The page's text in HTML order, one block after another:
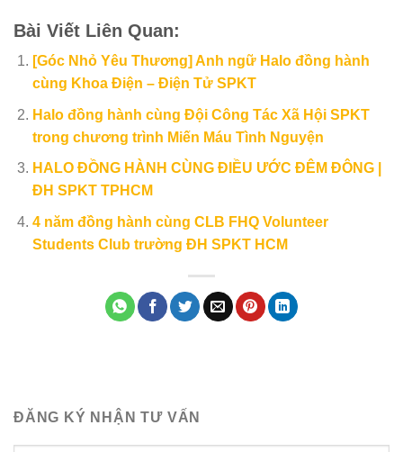
Bài Viết Liên Quan:
[Góc Nhỏ Yêu Thương] Anh ngữ Halo đồng hành
cùng Khoa Điện – Điện Tử SPKT
Halo đồng hành cùng Đội Công Tác Xã Hội SPKT
trong chương trình Miến Máu Tình Nguyện
HALO ĐỒNG HÀNH CÙNG ĐIỀU ƯỚC ĐÊM ĐÔNG |
ĐH SPKT TPHCM
4 năm đồng hành cùng CLB FHQ Volunteer
Students Club trường ĐH SPKT HCM
ĐĂNG KÝ NHẬN TƯ VẤN